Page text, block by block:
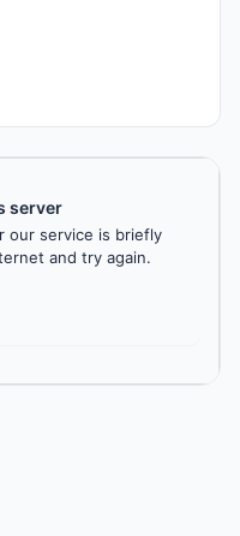
server
our service is briefly
and try again.